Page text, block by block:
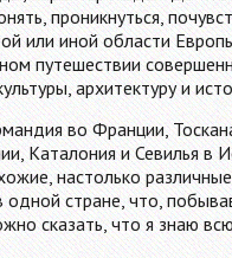
проникнуться,
или иной области
путешествии
архитектуру и
во Франции,
Каталония и Севилья в
настолько
стране, что,
сказать, что я знаю